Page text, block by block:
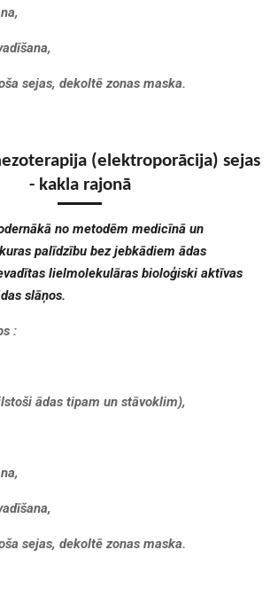
sejas, dekoltē zonas maska.
(elektroporācija) sejas
- kakla rajonā
no metodēm medicīnā un
palīdzību bez jebkādiem ādas
lielmolekulāras bioloģiski aktīvas
slāņos.
:
ādas tipam un stāvoklim),
sejas, dekoltē zonas maska.